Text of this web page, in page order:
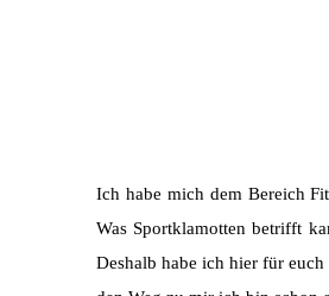
Ich habe mich dem Bereich
Was Sportklamotten betrifft
Deshalb habe ich hier für